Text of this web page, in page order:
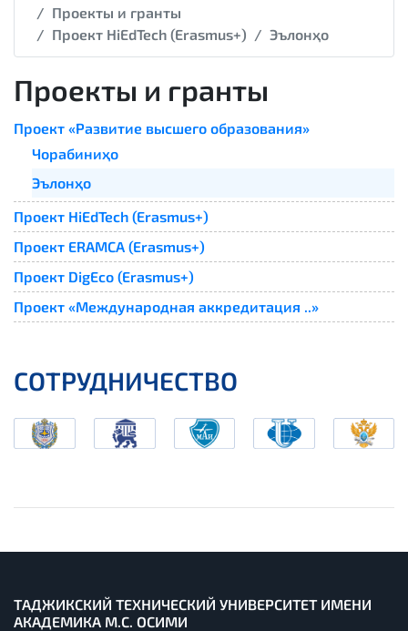
Проекты и гранты
Проект HiEdTech (Erasmus+)
Эълонҳо
Проекты и гранты
Проект «Развитие высшего образования»
Чорабиниҳо
Эълонҳо
Проект HiEdTech (Erasmus+)
Проект ERAMCA (Erasmus+)
Проект DigEco (Erasmus+)
Проект «Международная аккредитация ..»
СОТРУДНИЧЕСТВО
ТАДЖИКСКИЙ ТЕХНИЧЕСКИЙ УНИВЕРСИТЕТ ИМЕНИ
АКАДЕМИКА М.С. ОСИМИ